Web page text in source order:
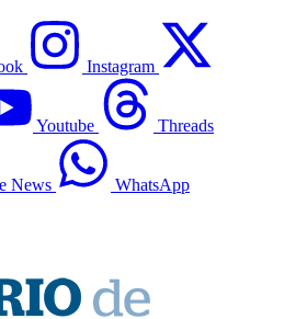
Instagram
Youtube Threads
News
WhatsApp